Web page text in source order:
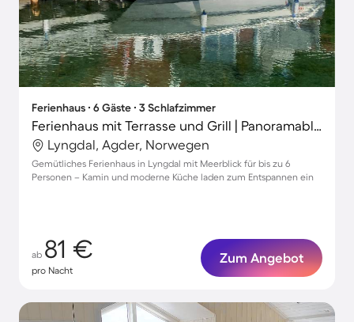
Ferienhaus ∙ 6 Gäste ∙ 3 Schlafzimmer
Ferienhaus mit Terrasse und Grill | Panoramablick
Lyngdal, Agder, Norwegen
Gemütliches Ferienhaus in Lyngdal mit Meerblick für bis zu 6
Personen – Kamin und moderne Küche laden zum Entspannen ein
ab 81 €
pro Nacht
Zum Angebot